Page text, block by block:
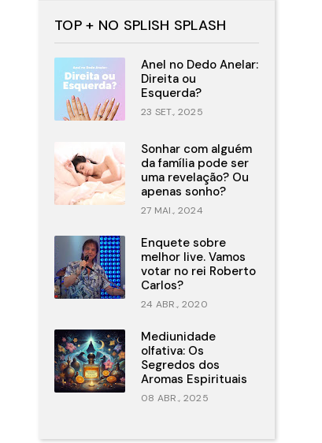
TOP + NO SPLISH SPLASH
Anel no Dedo Anelar:
Direita ou
Esquerda?
23 SET., 2025
Sonhar com alguém
da família pode ser
uma revelação? Ou
apenas sonho?
27 MAI., 2024
Enquete sobre
melhor live. Vamos
votar no rei Roberto
Carlos?
24 ABR., 2020
Mediunidade
olfativa: Os
Segredos dos
Aromas Espirituais
08 ABR., 2025